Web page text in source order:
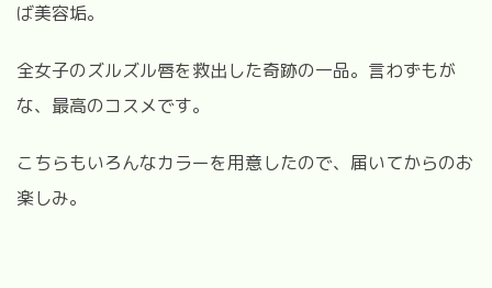
ば美容垢。
全女子のズルズル唇を救出した奇跡の一品。言わずもが
な、最高のコスメです。
こちらもいろんなカラーを用意したので、届いてからのお
楽しみ。